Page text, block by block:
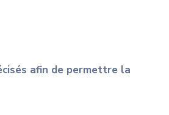
afin de permettre la